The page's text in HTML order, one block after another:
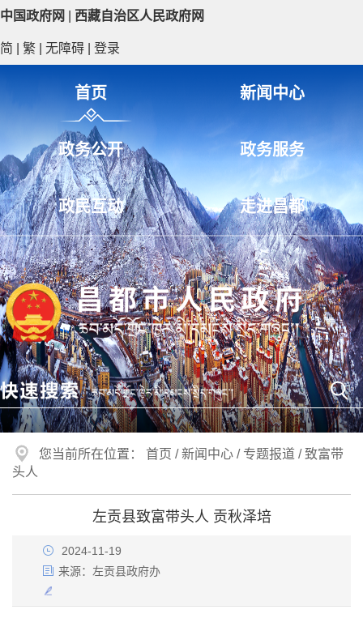
中国政府网 西藏自治区人民政府网
简 繁 无障碍 登录
首页 新闻中心
政务公开 政务服务
政民互动 走进昌都
您当前所在位置： 首页 /新闻中心 / 专题报道 / 致富带
头人
左贡县致富带头人 贡秋泽培
2024-11-19
来源： 左贡县政府办